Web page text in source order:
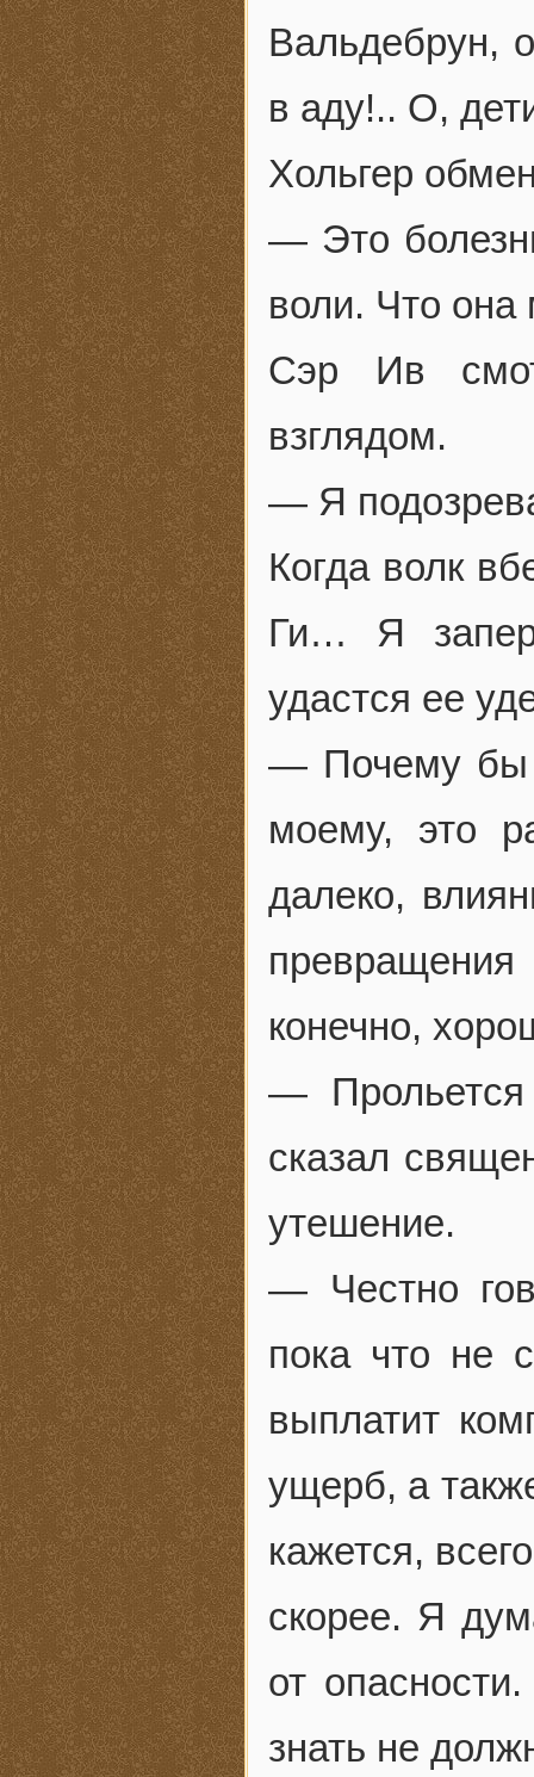
Вальдебрун,
в аду!.. О,
Хольгер
— Это
воли. Что
Сэр Ив
взглядом.
— Я
Когда волк
Ги… Я
удастся ее
— Почему бы
моему, это
далеко,
превращения
конечно,
—
сказал
утешение.
— Честно
пока что не
выплатит
ущерб, а
кажется,
скорее. Я
от
знать не